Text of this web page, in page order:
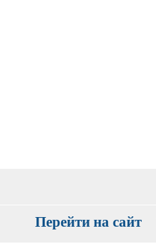
Перейти на сайт